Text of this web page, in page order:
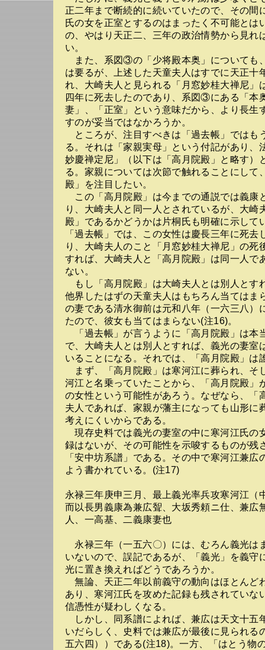
正二年まで断続的に続いていたので、その間
氏の女を正室とするのはまったく不可能とは
の、やはり天正二、三年の政治情勢から見れ
い。
また、系図③の「少将殿本奥」についても
は要るが、上述した天童夫人はすでに天正十
れ、大崎夫人と見られる「月窓妙桂大禅尼」
四年に死去したのであり、系図③にある「本
妻」、「正室」という意味だから、より長生
すのが妥当ではなかろうか。
ところが、注目すべきは「過去帳」ではも
る。それは「家親実母」という付記があり、
妙慶禅定尼」（以下は「高月院殿」と略す）
る。家親については次節で触れることにして
殿」を注目したい。
この「高月院殿」は今までの通説では義康
り、大崎夫人と同一人とされているが、大崎
殿」であるかどうかは片桐氏も明確に示して
「過去帳」では、この女性は慶長三年に死去
り、大崎夫人のこと「月窓妙桂大禅尼」の死
すれば、大崎夫人と「高月院殿」は同一人で
ない。
もし「高月院殿」は大崎夫人とは別人とす
他界したはずの天童夫人はもちろん当てはま
の妻である清水御前は元和八年（一六三八）
たので、彼女も当てはまらない(注16)。
「過去帳」が言うように「高月院殿」は本
で、大崎夫人とは別人とすれば、義光の妻室
いることになる。それでは、「高月院殿」は
まず、「高月院殿」は寒河江に葬られ、そ
河江と名乗っていたことから、「高月院殿」
の女性という可能性があろう。なぜなら、「
夫人であれば、家親が藩主になっても山形に
考えにくいからである。
現存史料では義光の妻室の中に寒河江氏の
録はないが、その可能性を示唆するものが残
「安中坊系譜」である。その中で寒河江兼広
よう書かれている。(注17)
永禄三年庚申三月、最上義光率兵攻寒河江（
而以長男義康為兼広聟、大坂秀頼ニ仕、兼広
人、一高基、二義康妻也
永禄三年（一五六〇）には、むろん義光は
いないので、誤記であるが、「義光」を義守
光に置き換えればどうであろうか。
無論、天正二年以前義守の動向はほとんど
あり、寒河江氏を攻めた記録も残されていな
信憑性が疑わしくなる。
しかし、同系譜によれば、兼広は天文十五
いだらしく、史料では兼広が最後に見られる
五六四））である(注18)。一方、「はとう物